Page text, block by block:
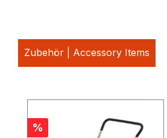
Zubehör | Accessory Items
Rabatt
%